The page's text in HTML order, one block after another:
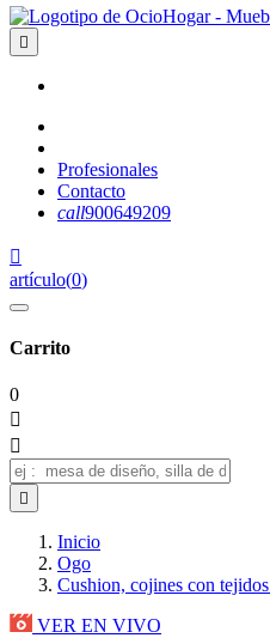

Profesionales
Contacto
call900649209

artículo(0)
Carrito
0



Inicio
Ogo
Cushion, cojines con
VER EN VIVO